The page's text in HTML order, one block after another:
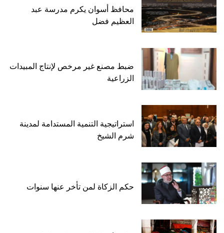
محافظ أسوان يكرم مدرسة عبد
العظيم فضل
ضبط مصنع غير مرخص لإنتاج المبيدات
الزراعية
استراتيجية التنمية المستدامة لمدينة
شرم الشيخ
حكم الزكاة لمن تأخر عنها سنوات